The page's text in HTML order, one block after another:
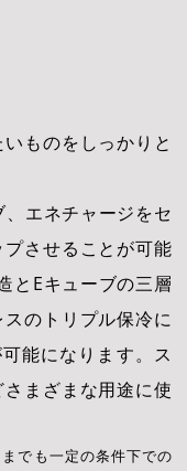
ものをしっかりと
エネチャージをセ
させることが可能
とEキューブの三層
のトリプル保冷に
能になります。ス
まざまな用途に使
でも一定の条件下での